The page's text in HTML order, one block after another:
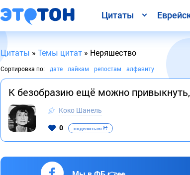
Цитаты
Цитаты » Темы цитат » Неряшество
Сортировка по: дате лайкам репостам алфавиту
К безобразию ещё можно
Коко Шанель
0
поделиться